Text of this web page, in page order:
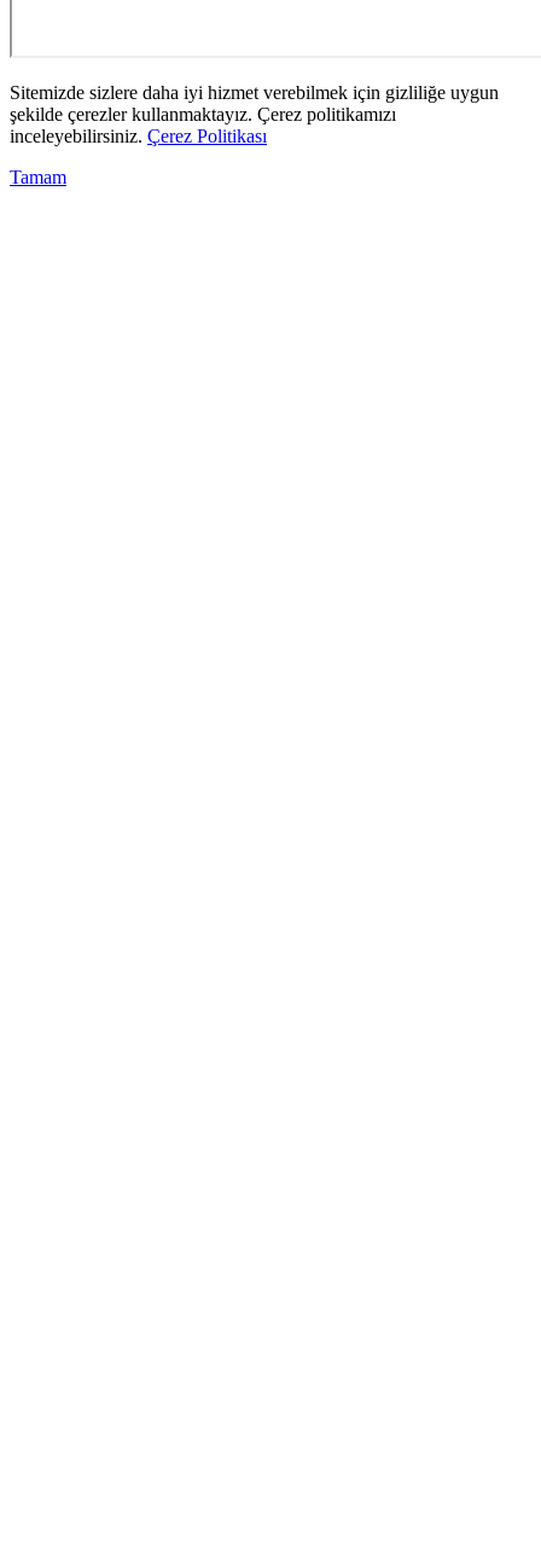
Sitemizde sizlere daha iyi hizmet verebilmek için gizliliğe uygun
şekilde çerezler kullanmaktayız. Çerez politikamızı
inceleyebilirsiniz. Çerez Politikası
Tamam